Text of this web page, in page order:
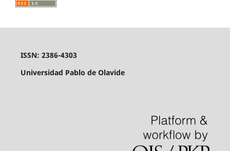
ISSN: 2386-4303
Universidad Pablo de Olavide